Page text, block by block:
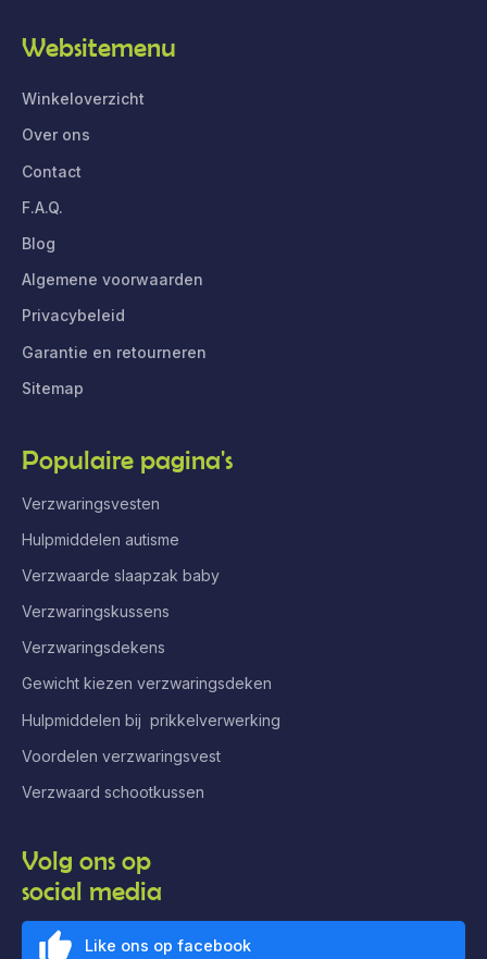
Websitemenu
Winkeloverzicht
Over ons
Contact
F.A.Q.
Blog
Algemene voorwaarden
Privacybeleid
Garantie en retourneren
Sitemap
Populaire pagina's
Verzwaringsvesten
Hulpmiddelen autisme
Verzwaarde slaapzak baby
Verzwaringskussens
Verzwaringsdekens
Gewicht kiezen verzwaringsdeken
Hulpmiddelen bij prikkelverwerking
Voordelen verzwaringsvest
Verzwaard schootkussen
Volg ons op
social media
Like ons op facebook